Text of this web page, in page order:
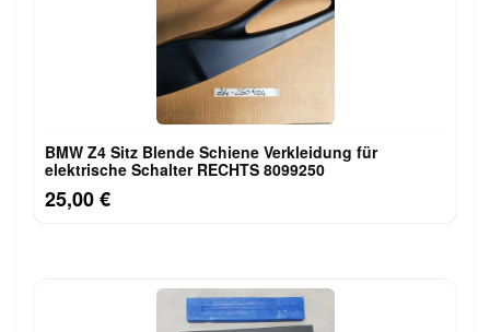
BMW Z4 Sitz Blende Schiene Verkleidung für
elektrische Schalter RECHTS 8099250
25,00 €